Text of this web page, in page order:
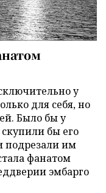
у
для себя, но
Было бы у
бы его
подрезали им
фанатом
эмбарго